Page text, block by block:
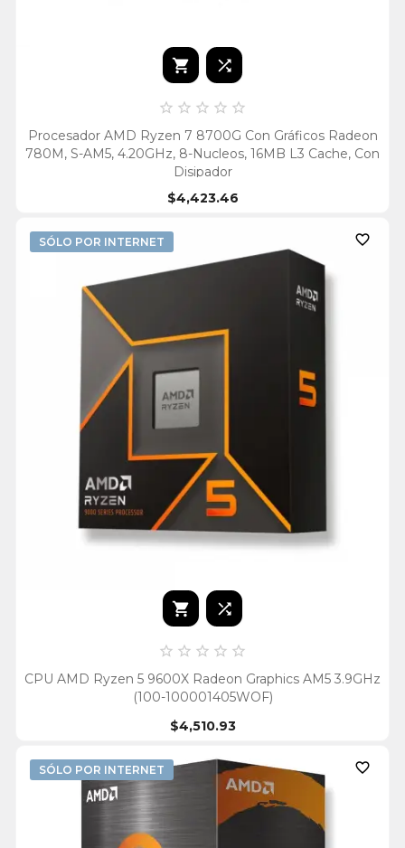
 
    
Procesador AMD Ryzen 7 8700G Con Gráficos Radeon
780M, S-AM5, 4.20GHz, 8-Nucleos, 16MB L3 Cache, Con
Disipador
$4,423.46
SÓLO POR INTERNET 
 
    
CPU AMD Ryzen 5 9600X Radeon Graphics AM5 3.9GHz
(100-100001405WOF)
$4,510.93
SÓLO POR INTERNET 